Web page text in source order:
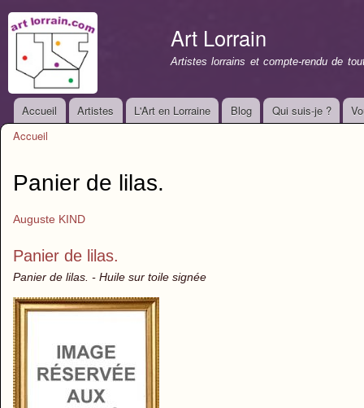
Art Lorrain
Artistes lorrains et compte-rendu de
Menu principal
Accueil Artistes L'Art en Lorraine Blog Qui suis-je ?
Accueil
Panier de lilas.
Auguste KIND
Panier de lilas.
Panier de lilas. - Huile sur toile signée